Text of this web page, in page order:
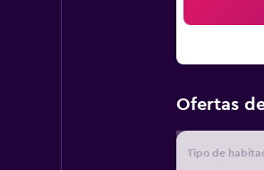
Ofertas
Tipo de